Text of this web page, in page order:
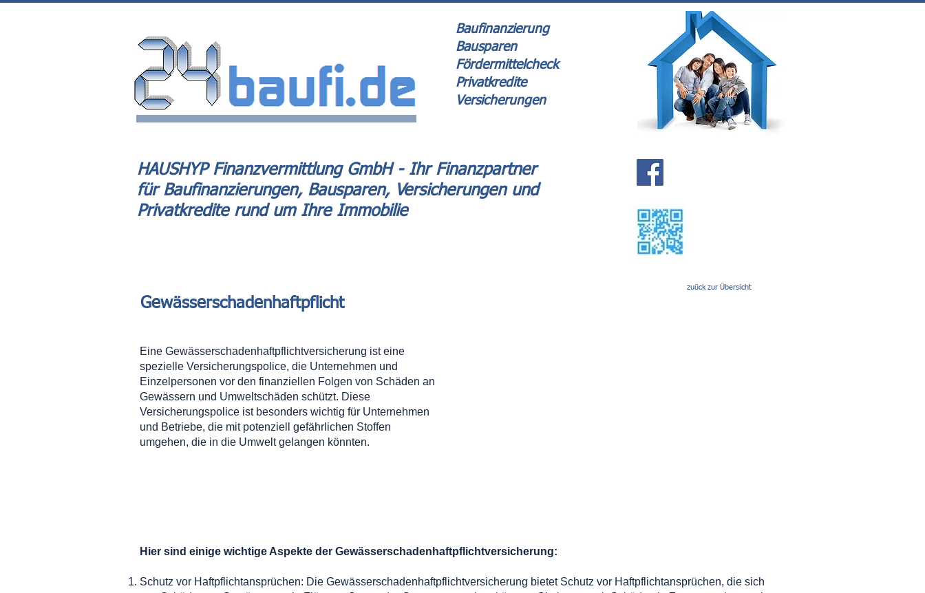
Baufinanzierung
Bausparen
Fördermittelcheck
Privatkredite
Versicherungen
HAUSHYP Finanzvermittlung GmbH - Ihr Finanzpartner
für Baufinanzierungen, Bausparen, Versicherungen und
Privatkredite rund um Ihre Immobilie
Gewässerschadenhaftpflicht
zuück zur Übersicht
Eine Gewässerschadenhaftpflichtversicherung ist eine
spezielle Versicherungspolice, die Unternehmen und
Einzelpersonen vor den finanziellen Folgen von Schäden an
Gewässern und Umweltschäden schützt. Diese
Versicherungspolice ist besonders wichtig für Unternehmen
und Betriebe, die mit potenziell gefährlichen Stoffen
umgehen, die in die Umwelt gelangen könnten.
Hier sind einige wichtige Aspekte der Gewässerschadenhaftpflichtversicherung:
Schutz vor Haftpflichtansprüchen: Die Gewässerschadenhaftpflichtversicherung bietet Schutz vor Haftpflichtansprüchen, die sich